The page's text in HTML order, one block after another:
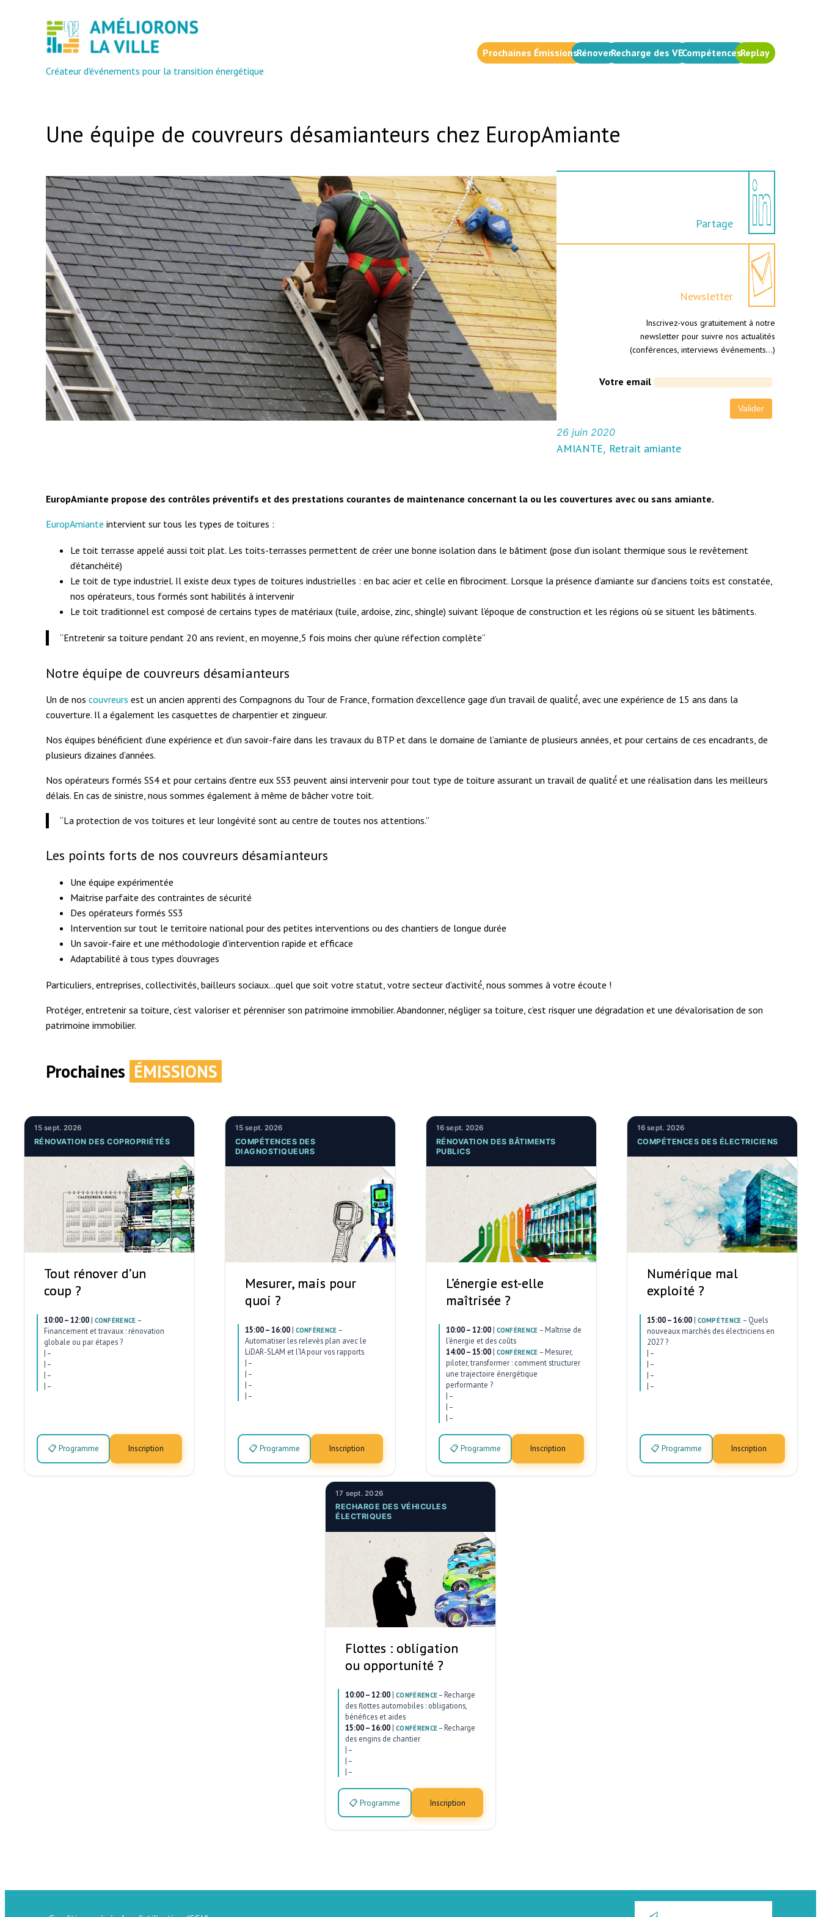
Créateur d'événements pour la transition énergétique
Prochaines ÉmissionsRénoverRecharge des VECompétencesReplay
Une équipe de couvreurs désamianteurs chez EuropAmiante
Partage
Newsletter
Inscrivez-vous gratuitement à notre
newsletter pour suivre nos actualités
(conférences, interviews événements…)
Votre email
26 juin 2020
AMIANTE, Retrait amiante
EuropAmiante propose des contrôles préventifs et des prestations courantes de maintenance concernant la ou les couvertures avec ou sans amiante.
EuropAmiante intervient sur tous les types de toitures :
Le toit terrasse appelé aussi toit plat. Les toits-terrasses permettent de créer une bonne isolation dans le bâtiment (pose d’un isolant thermique sous le revêtement
d’étanchéité)
Le toit de type industriel. Il existe deux types de toitures industrielles : en bac acier et celle en fibrociment. Lorsque la présence d’amiante sur d’anciens toits est constatée,
nos opérateurs, tous formés sont habilités à intervenir
Le toit traditionnel est composé de certains types de matériaux (tuile, ardoise, zinc, shingle) suivant l’époque de construction et les régions où se situent les bâtiments.
“Entretenir sa toiture pendant 20 ans revient, en moyenne,5 fois moins cher qu’une réfection complète”
Notre équipe de couvreurs désamianteurs
Un de noscouvreurs est un ancien apprenti des Compagnons du Tour de France, formation d’excellence gage d’un travail de qualité́, avec une expérience de 15 ans dans la
couverture. Il a également les casquettes de charpentier et zingueur.
Nos équipes bénéficient d’une expérience et d’un savoir-faire dans les travaux du BTP et dans le domaine de l’amiante de plusieurs années, et pour certains de ces encadrants, de
plusieurs dizaines d’années.
Nos opérateurs formés SS4 et pour certains d’entre eux SS3 peuvent ainsi intervenir pour tout type de toiture assurant un travail de qualité́ et une réalisation dans les meilleurs
délais. En cas de sinistre, nous sommes également à même de bâcher votre toit.
“La protection de vos toitures et leur longévité sont au centre de toutes nos attentions.”
Les points forts de nos couvreurs désamianteurs
Une équipe expérimentée
Maitrise parfaite des contraintes de sécurité
Des opérateurs formés SS3
Intervention sur tout le territoire national pour des petites interventions ou des chantiers de longue durée
Un savoir-faire et une méthodologie d’intervention rapide et efficace
Adaptabilité à tous types d’ouvrages
Particuliers, entreprises, collectivités, bailleurs sociaux…quel que soit votre statut, votre secteur d’activité́, nous sommes à votre écoute !
Protéger, entretenir sa toiture, c’est valoriser et pérenniser son patrimoine immobilier. Abandonner, négliger sa toiture, c’est risquer une dégradation et une dévalorisation de son
patrimoine immobilier.
Prochaines ÉMISSIONS
15 sept. 2026
RÉNOVATION DES COPROPRIÉTÉS
Tout rénover d’un
coup ?
10:00 – 12:00| CONFÉRENCE –
Financement et travaux : rénovation
globale ou par étapes ?
| –
| –
| –
| –
📋 Programme Inscription
15 sept. 2026
COMPÉTENCES DES
DIAGNOSTIQUEURS
Mesurer, mais pour
quoi ?
15:00 – 16:00| CONFÉRENCE –
Automatiser les relevés plan avec le
LiDAR-SLAM et l’IA pour vos rapports
| –
| –
| –
| –
📋 Programme Inscription
16 sept. 2026
RÉNOVATION DES BÂTIMENTS
PUBLICS
L’énergie est-elle
maîtrisée ?
10:00 – 12:00| CONFÉRENCE – Maîtrise de
l’énergie et des coûts
14:00 – 15:00| CONFÉRENCE – Mesurer,
piloter, transformer : comment structurer
une trajectoire énergétique
performante ?
| –
| –
| –
📋 Programme Inscription
16 sept. 2026
COMPÉTENCES DES ÉLECTRICIENS
Numérique mal
exploité ?
15:00 – 16:00| COMPÉTENCE – Quels
nouveaux marchés des électriciens en
2027 ?
| –
| –
| –
| –
📋 Programme Inscription
17 sept. 2026
RECHARGE DES VÉHICULES
ÉLECTRIQUES
Flottes : obligation
ou opportunité ?
10:00 – 12:00 | CONFÉRENCE – Recharge
des flottes automobiles : obligations,
bénéfices et aides
15:00 – 16:00 | CONFÉRENCE – Recharge
des engins de chantier
| –
| –
| –
📋 Programme Inscription